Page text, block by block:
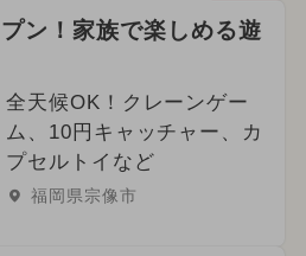
ン！家族で楽しめる遊
全天候OK！クレーンゲー
ム、10円キャッチャー、カ
プセルトイなど
福岡県宗像市